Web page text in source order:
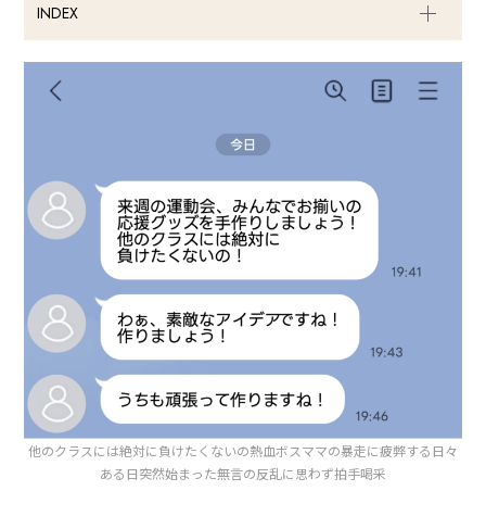
INDEX
他のクラスには絶対に負けたくないの熱血ボスママの暴走に疲弊する日々
ある日突然始まった無言の反乱に思わず拍手喝采